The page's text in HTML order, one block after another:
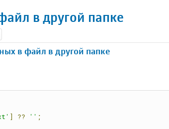
в другой папке
в файл в другой папке
?? '' ;